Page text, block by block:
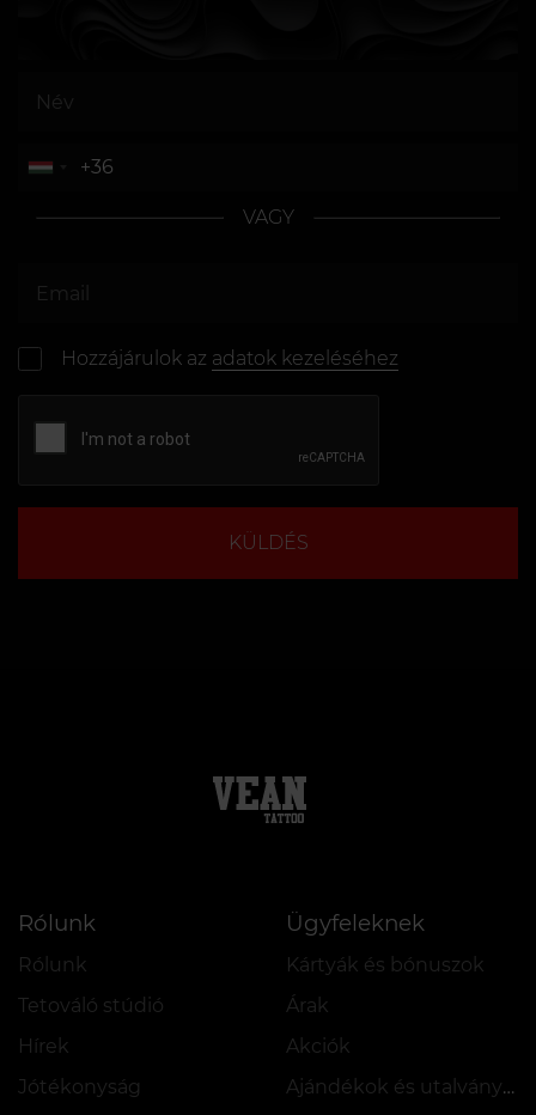
VAGY
Hozzájárulok az adatok kezeléséhez
KÜLDÉS
Rólunk
Rólunk
Tetováló stúdió
Hírek
Jótékonyság
Ügyfeleknek
Kártyák és bónuszok
Árak
Akciók
Ajándékok és utalványok